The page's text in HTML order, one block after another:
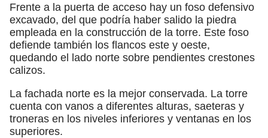
Frente a la puerta de acceso hay un foso defensivo
excavado, del que podría haber salido la piedra
empleada en la construcción de la torre. Este foso
defiende también los flancos este y oeste,
quedando el lado norte sobre pendientes crestones
calizos.
La fachada norte es la mejor conservada. La torre
cuenta con vanos a diferentes alturas, saeteras y
troneras en los niveles inferiores y ventanas en los
superiores.